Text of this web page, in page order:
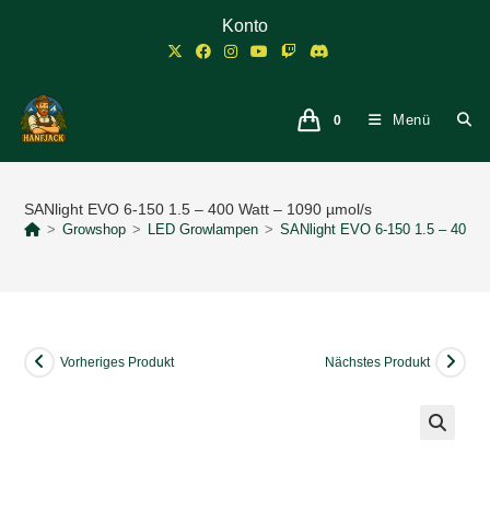
Konto
0 Menü
SANlight EVO 6-150 1.5 – 400 Watt – 1090 µmol/s
> Growshop > LED Growlampen > SANlight EVO 6-150 1.5 – 400
Vorheriges Produkt Nächstes Produkt